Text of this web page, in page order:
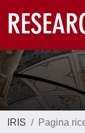
IRIS Pagina